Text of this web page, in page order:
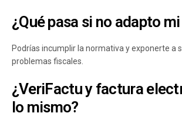
¿Qué pasa si no adapto
Podrías incumplir la normativa y exponerte a
problemas fiscales.
¿VeriFactu y factura
lo mismo?